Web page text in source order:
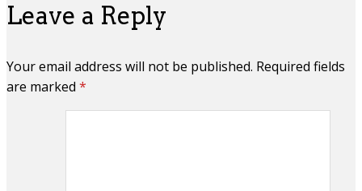
Leave a Reply
Your email address will not be published. Required fields
are marked *